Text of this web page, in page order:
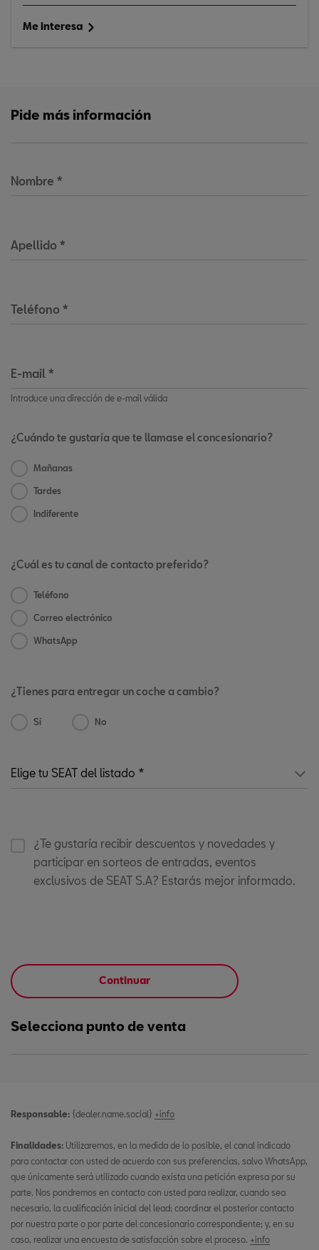
Me interesa
Pide más información
Nombre *
Apellido *
Teléfono *
E-mail *
Introduce una dirección de e-mail válida
¿Cuándo te gustaría que te llamase el concesionario?
Mañanas
Tardes
Indiferente
¿Cuál es tu canal de contacto preferido?
Teléfono
Correo electrónico
WhatsApp
¿Tienes para entregar un coche a cambio?
Sí No
¿Te gustaría recibir descuentos y novedades y
participar en sorteos de entradas, eventos
exclusivos de SEAT S.A? Estarás mejor informado.
Continuar
Selecciona punto de venta
Responsable: {dealer.name.social} +info
Finalidades: Utilizaremos, en la medida de lo posible, el canal indicado
para contactar con usted de acuerdo con sus preferencias, salvo WhatsApp,
que únicamente será utilizado cuando exista una petición expresa por su
parte. Nos pondremos en contacto con usted para realizar, cuando sea
necesario, la cualificación inicial del lead; coordinar el posterior contacto
por nuestra parte o por parte del concesionario correspondiente; y, en su
caso, realizar una encuesta de satisfacción sobre el proceso. +info